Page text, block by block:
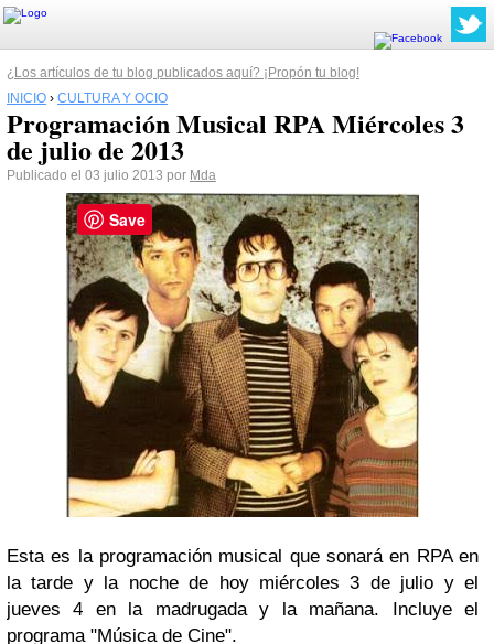
¿Los artículos de tu blog publicados aquí? ¡Propón tu blog!
INICIO › CULTURA Y OCIO
Programación Musical RPA Miércoles 3
de julio de 2013
Publicado el 03 julio 2013 por Mda
Esta es la programación musical que sonará en RPA en
la tarde y la noche de hoy miércoles 3 de julio y el
jueves 4 en la madrugada y la mañana. Incluye el
programa "Música de Cine".
Save